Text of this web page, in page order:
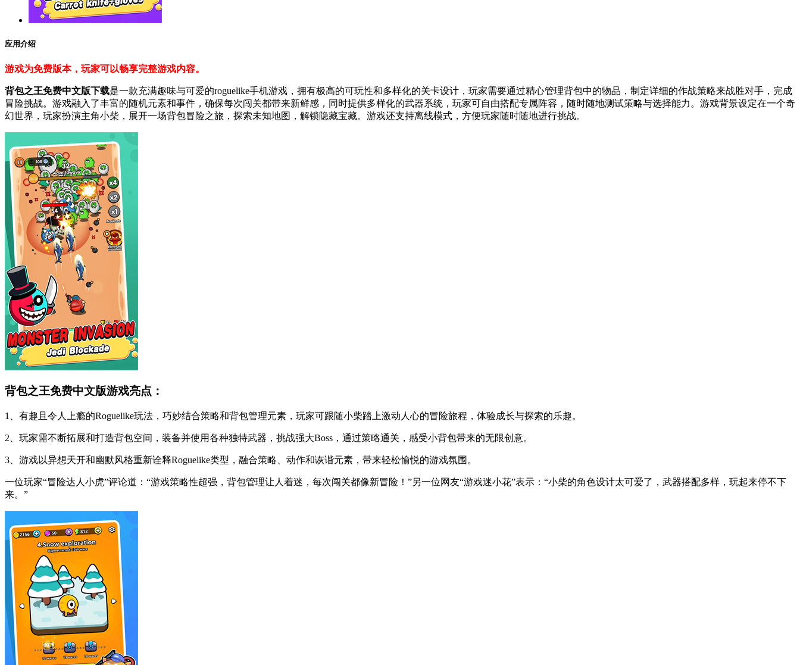
应用介绍
游戏为免费版本，玩家可以畅享完整游戏内容。
背包之王免费中文版下载是一款充满趣味与可爱的roguelike手机游戏，拥有极高的可玩性和多样化的关卡设计，玩家需要通过精心管理背包中的物品，制定详细的作战策略来战胜对手，完成
冒险挑战。游戏融入了丰富的随机元素和事件，确保每次闯关都带来新鲜感，同时提供多样化的武器系统，玩家可自由搭配专属阵容，随时随地测试策略与选择能力。游戏背景设定在一个奇
幻世界，玩家扮演主角小柴，展开一场背包冒险之旅，探索未知地图，解锁隐藏宝藏。游戏还支持离线模式，方便玩家随时随地进行挑战。
背包之王免费中文版游戏亮点：
1、有趣且令人上瘾的Roguelike玩法，巧妙结合策略和背包管理元素，玩家可跟随小柴踏上激动人心的冒险旅程，体验成长与探索的乐趣。
2、玩家需不断拓展和打造背包空间，装备并使用各种独特武器，挑战强大Boss，通过策略通关，感受小背包带来的无限创意。
3、游戏以异想天开和幽默风格重新诠释Roguelike类型，融合策略、动作和诙谐元素，带来轻松愉悦的游戏氛围。
一位玩家“冒险达人小虎”评论道：“游戏策略性超强，背包管理让人着迷，每次闯关都像新冒险！”另一位网友“游戏迷小花”表示：“小柴的角色设计太可爱了，武器搭配多样，玩起来停不下
来。”